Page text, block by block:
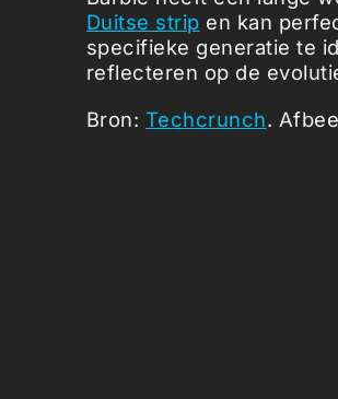
Duitse strip en kan
specifieke generatie te
reflecteren op de
Bron: Techcrunch.